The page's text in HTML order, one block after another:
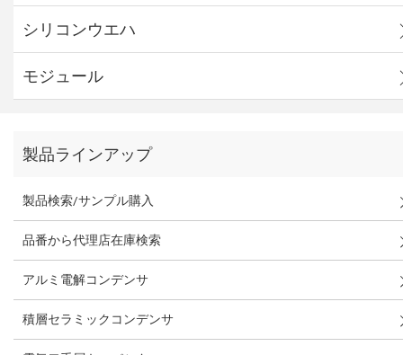
シリコンウエハ
モジュール
製品ラインアップ
製品検索/サンプル購入
品番から代理店在庫検索
アルミ電解コンデンサ
積層セラミックコンデンサ